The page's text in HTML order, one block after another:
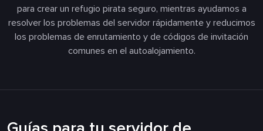
para crear un refugio pirata seguro, mientras ayudamos a
resolver los problemas del servidor rápidamente y reducimos
los problemas de enrutamiento y de códigos de invitación
comunes en el autoalojamiento.